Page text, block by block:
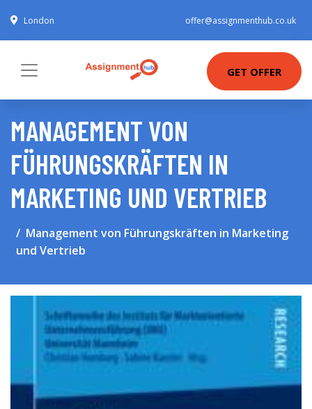
London offer@assignmenthub.co.uk
GET OFFER
MANAGEMENT VON
FÜHRUNGSKRÄFTEN IN
MARKETING UND VERTRIEB
Management von Führungskräften in Marketing
und Vertrieb